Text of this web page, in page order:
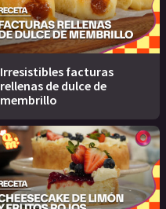
Irresistibles facturas
rellenas de dulce de
membrillo